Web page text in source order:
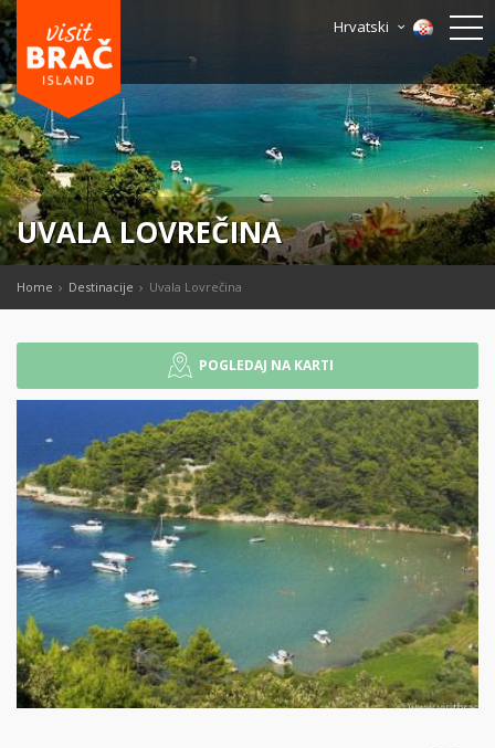
Hrvatski
UVALA LOVREČINA
Home Destinacije Uvala Lovrečina
POGLEDAJ NA KARTI